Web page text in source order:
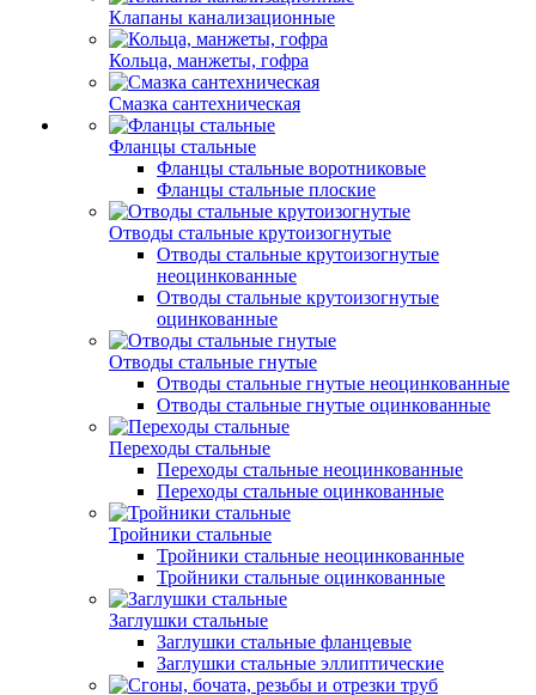
Клапаны канализационные
Кольца, манжеты, гофра
Смазка сантехническая
Фланцы стальные
Фланцы стальные воротниковые
Фланцы стальные плоские
Отводы стальные крутоизогнутые
Отводы стальные крутоизогнутые
неоцинкованные
Отводы стальные крутоизогнутые
оцинкованные
Отводы стальные гнутые
Отводы стальные гнутые неоцинкованные
Отводы стальные гнутые оцинкованные
Переходы стальные
Переходы стальные неоцинкованные
Переходы стальные оцинкованные
Тройники стальные
Тройники стальные неоцинкованные
Тройники стальные оцинкованные
Заглушки стальные
Заглушки стальные фланцевые
Заглушки стальные эллиптические